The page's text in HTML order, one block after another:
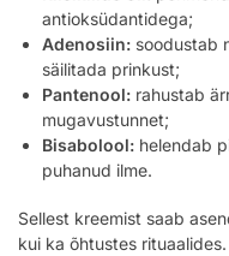
antioksüdantidega;
Adenosiin: soodustab
säilitada prinkust;
Pantenool: rahustab
mugavustunnet;
Bisabolool: helendab
puhanud ilme.
Sellest kreemist saab
kui ka õhtustes